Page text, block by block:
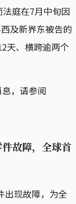
庭在7月中旬因
及新界东被告的
天、横跨逾两个
，请参阅
故障，全球首
出现故障，为全